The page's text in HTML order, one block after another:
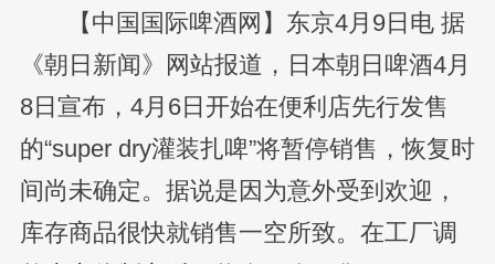
【中国国际啤酒网】东京4月9日电 据
《朝日新闻》网站报道，日本朝日啤酒4月
8日宣布，4月6日开始在便利店先行发售
的“super dry灌装扎啤”将暂停销售，恢复时
间尚未确定。据说是因为意外受到欢迎，
库存商品很快就销售一空所致。在工厂调